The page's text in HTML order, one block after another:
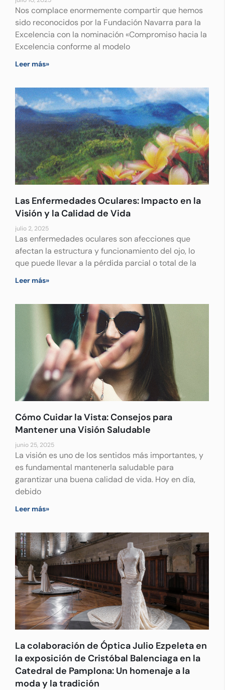
Nos complace enormemente compartir que hemos
sido reconocidos por la Fundación Navarra para la
Excelencia con la nominación «Compromiso hacia la
Excelencia conforme al modelo
Leer más»
Las Enfermedades Oculares: Impacto en la
Visión y la Calidad de Vida
julio 2, 2025
Las enfermedades oculares son afecciones que
afectan la estructura y funcionamiento del ojo, lo
que puede llevar a la pérdida parcial o total de la
Leer más»
Cómo Cuidar la Vista: Consejos para
Mantener una Visión Saludable
junio 25, 2025
La visión es uno de los sentidos más importantes, y
es fundamental mantenerla saludable para
garantizar una buena calidad de vida. Hoy en día,
debido
Leer más»
La colaboración de Óptica Julio Ezpeleta en
la exposición de Cristóbal Balenciaga en la
Catedral de Pamplona: Un homenaje a la
moda y la tradición